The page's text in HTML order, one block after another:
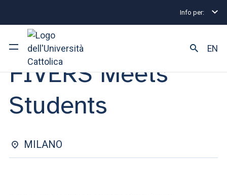
Info per:
Ateneo
Corsi di studio
Ricerca
Facoltà e campus
EN
Eventi di Stage e Placement FIVERS Meets
08 MAGGIO 2025
FIVERS Meets
Students
MILANO